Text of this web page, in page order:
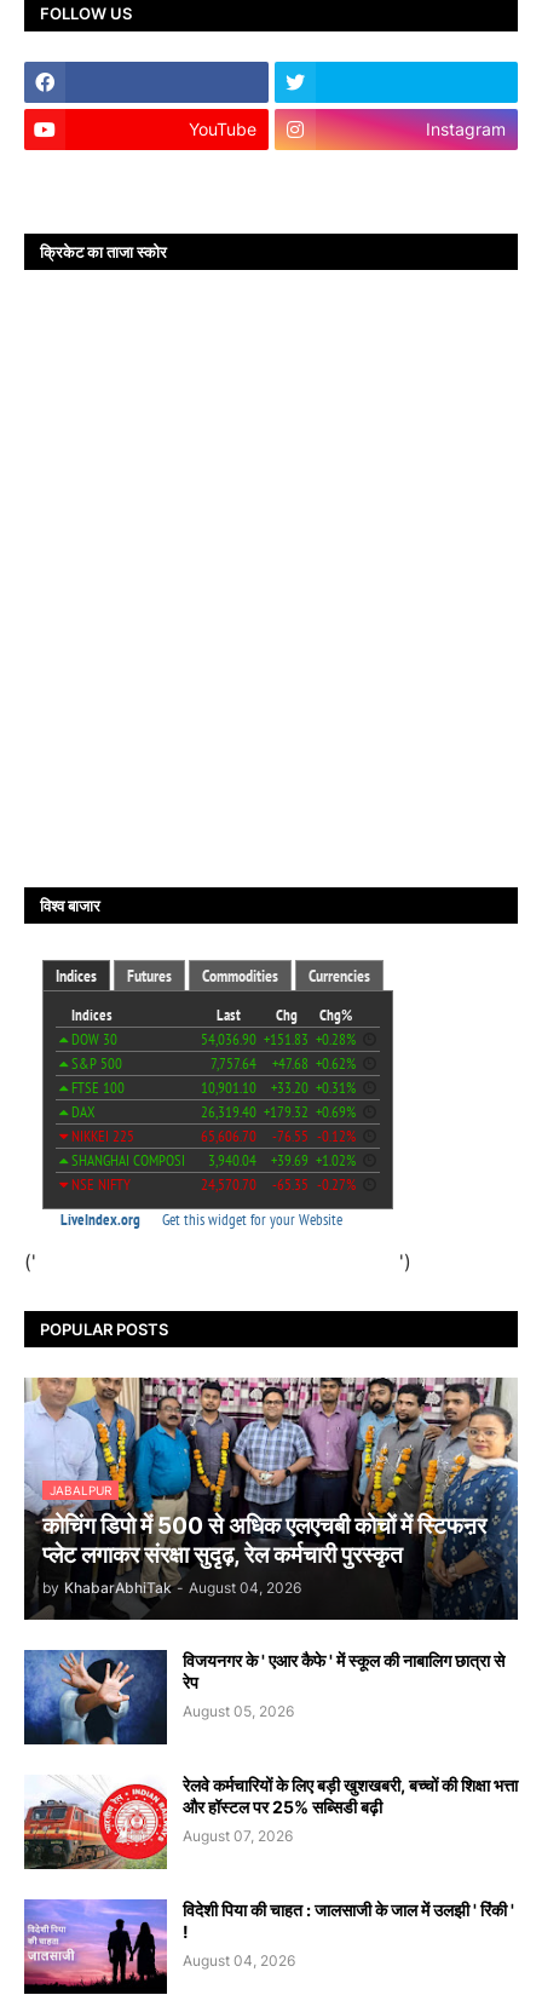
FOLLOW US
YouTube Instagram
क्रिकेट का ताजा स्कोर
विश्व बाजार
(' ')
POPULAR POSTS
JABALPUR
कोचिंग डिपो में 500 से अधिक एलएचबी कोचों में स्टिफऩर
प्लेट लगाकर संरक्षा सुदृढ़, रेल कर्मचारी पुरस्कृत
by KhabarAbhiTak - August 04, 2026
विजयनगर के ' एआर कैफे ' में स्कूल की नाबालिग छात्रा से
रेप
August 05, 2026
रेलवे कर्मचारियों के लिए बड़ी खुशखबरी, बच्चों की शिक्षा भत्ता
और हॉस्टल पर 25% सब्सिडी बढ़ी
August 07, 2026
विदेशी पिया की चाहत : जालसाजी के जाल में उलझी ' रिंकी '
!
August 04, 2026